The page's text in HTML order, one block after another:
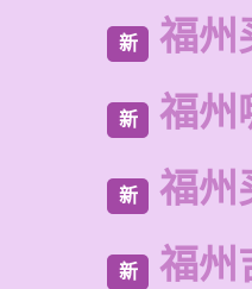
新 福州
新 福州
新 福州
新 福州